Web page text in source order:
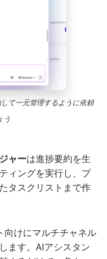
て一元管理するように依頼
う
ャーは進捗要約を生
ィングを実行し、プ
タスクリストまで作
向けにマルチチャネル
ます。AIアシスタン